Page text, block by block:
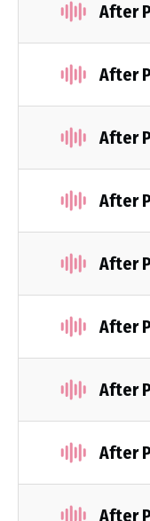
After
After
After
After
After
After
After
After
After